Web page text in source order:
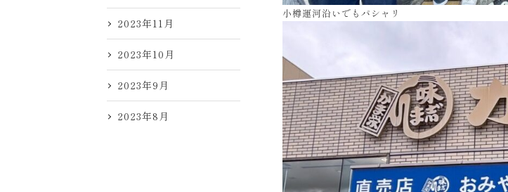
2023年11月
2023年10月
2023年9月
2023年8月
小樽運河沿いでもパシャリ